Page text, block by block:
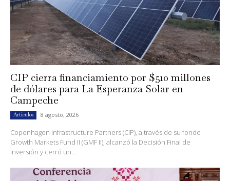
CIP cierra financiamiento por $510 millones
de dólares para La Esperanza Solar en
Campeche
Artículos 8 agosto, 2026
Copenhagen Infrastructure Partners (CIP), a través de su fondo
Growth Markets Fund II (GMF II), alcanzó la Decisión Final de
Inversión y cerró un...